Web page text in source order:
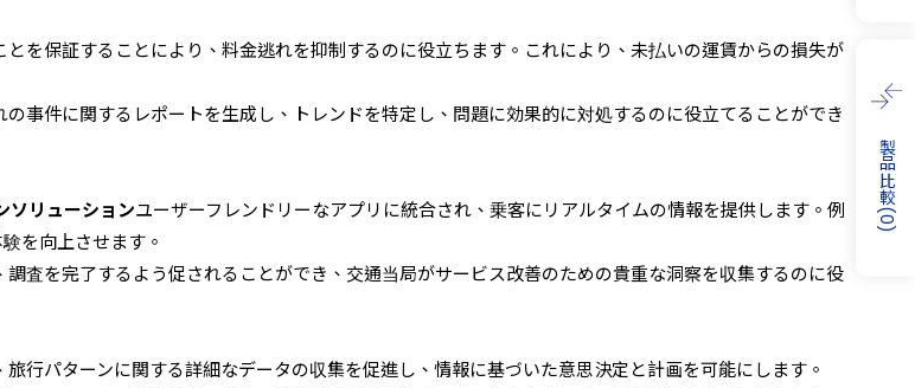
を保証することにより、料金逃れを抑制するのに役立ちます。これにより、未払いの運賃からの損失が
事件に関するレポートを生成し、トレンドを特定し、問題に効果的に対処するのに役立てることができ
リューションユーザーフレンドリーなアプリに統合され、乗客にリアルタイムの情報を提供します。例
を向上させます。
査を完了するよう促されることができ、交通当局がサービス改善のための貴重な洞察を収集するのに役
行パターンに関する詳細なデータの収集を促進し、情報に基づいた意思決定と計画を可能にします。
製品比較
(
0
)